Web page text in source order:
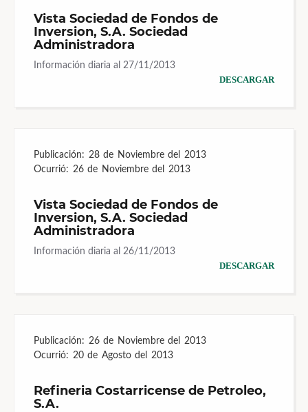
Vista Sociedad de Fondos de
Inversion, S.A. Sociedad
Administradora
Información diaria al 27/11/2013
DESCARGAR
Publicación: 28 de Noviembre del 2013
Ocurrió: 26 de Noviembre del 2013
Vista Sociedad de Fondos de
Inversion, S.A. Sociedad
Administradora
Información diaria al 26/11/2013
DESCARGAR
Publicación: 26 de Noviembre del 2013
Ocurrió: 20 de Agosto del 2013
Refineria Costarricense de Petroleo,
S.A.